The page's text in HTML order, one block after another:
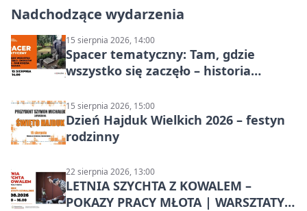
Nadchodzące wydarzenia
15 sierpnia 2026, 14:00
Spacer tematyczny: Tam, gdzie
wszystko się zaczęło – historia
15 sierpnia 2026, 15:00
Dzień Hajduk Wielkich 2026 – festyn
rodzinny
22 sierpnia 2026, 13:00
LETNIA SZYCHTA Z KOWALEM –
POKAZY PRACY MŁOTA | WARSZTATY